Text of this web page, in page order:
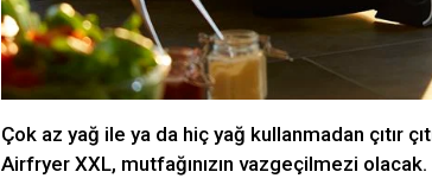
Çok az yağ ile ya da hiç yağ kullanmadan çıtır
Airfryer XXL, mutfağınızın vazgeçilmezi olacak.